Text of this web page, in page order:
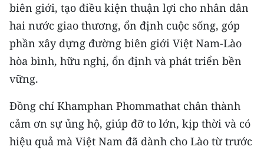
biên giới, tạo điều kiện thuận lợi cho nhân dân
hai nước giao thương, ổn định cuộc sống, góp
phần xây dựng đường biên giới Việt Nam-Lào
hòa bình, hữu nghị, ổn định và phát triển bền
vững.
Đồng chí Khamphan Phommathat chân thành
cảm ơn sự ủng hộ, giúp đỡ to lớn, kịp thời và có
hiệu quả mà Việt Nam đã dành cho Lào từ trước